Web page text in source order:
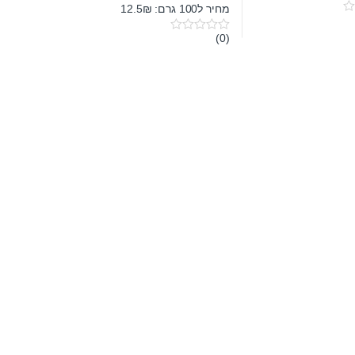
מחיר ל100 גרם: 12.5₪
0
(0)